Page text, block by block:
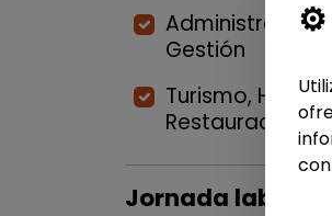
Administración
Gestión
Turismo,
Restauración
Jornada laboral